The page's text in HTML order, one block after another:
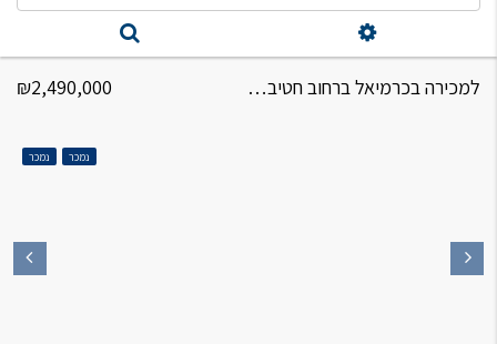
למכירה בכרמיאל ברחוב חטיבת יפתח דירת גן 5 חדרים ₪2,490,000
נמכר נמכר